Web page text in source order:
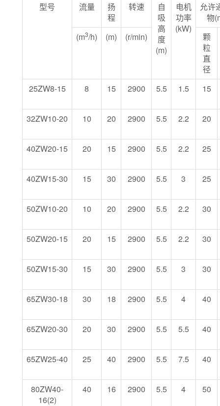
型号 流量
扬
程
转速
自
吸
高
度
(m)
电机
功率
(kW)
允许
物
(m3/h) (m) (r/min)
颗
粒
直
径
25ZW8-15
8 15 2900 5.5 1.5 15
32ZW10-20 10 20 2900 5.5 2.2 20
40ZW20-15 20 15 2900 5.5 2.2 25
40ZW15-30 15 30 2900 5.5 3 25
50ZW10-20 10 20 2900 5.5 2.2 30
50ZW20-15 20 15 2900 5.5 2.2 30
50ZW15-30 15 30 2900 5.5 3 30
65ZW30-18 30 18 2900 5.5 4 40
65ZW20-30 20 30 2900 5.5 5.5 40
65ZW25-40 25 40 2900 5.5 7.5 40
80ZW40-
16(2)
40 16 2900 5.5 4 50